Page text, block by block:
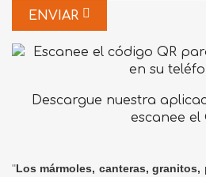
ENVIAR
Descargue nuestra
escanee el
"Los mármoles, canteras, granitos,